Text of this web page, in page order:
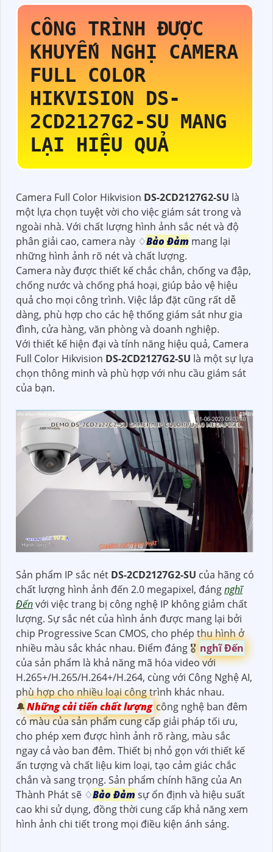
CÔNG TRÌNH ĐƯỢC
KHUYẾN NGHỊ CAMERA
FULL COLOR
HIKVISION DS-
2CD2127G2-SU MANG
LẠI HIỆU QUẢ
Camera Full Color Hikvision DS-2CD2127G2-SU là
một lựa chọn tuyệt vời cho việc giám sát trong và
ngoài nhà. Với chất lượng hình ảnh sắc nét và độ
phân giải cao, camera này ♢Bảo Đảm mang lại
những hình ảnh rõ nét và chất lượng.
Camera này được thiết kế chắc chắn, chống va đập,
chống nước và chống phá hoại, giúp bảo vệ hiệu
quả cho mọi công trình. Việc lắp đặt cũng rất dễ
dàng, phù hợp cho các hệ thống giám sát như gia
đình, cửa hàng, văn phòng và doanh nghiệp.
Với thiết kế hiện đại và tính năng hiệu quả, Camera
Full Color Hikvision DS-2CD2127G2-SU là một sự lựa
chọn thông minh và phù hợp với nhu cầu giám sát
của bạn.
Sản phẩm IP sắc nét DS-2CD2127G2-SU của hãng có
chất lượng hình ảnh đến 2.0 megapixel, đángnghĩ
Đếnvới việc trang bị công nghệ IP không giảm chất
lượng. Sự sắc nét của hình ảnh được mang lại bởi
chip Progressive Scan CMOS, cho phép thu hình ở
nhiều màu sắc khác nhau. Điểm đáng 🎖️ nghĩ Đến
của sản phẩm là khả năng mã hóa video với
H.265+/H.265/H.264+/H.264, cùng với Công Nghệ AI,
phù hợp cho nhiều loại công trình khác nhau.
🔔Những cải tiến chất lượng công nghệ ban đêm
có màu của sản phẩm cung cấp giải pháp tối ưu,
cho phép xem được hình ảnh rõ ràng, màu sắc
ngay cả vào ban đêm. Thiết bị nhỏ gọn với thiết kế
ấn tượng và chất liệu kim loại, tạo cảm giác chắc
chắn và sang trọng. Sản phẩm chính hãng của An
Thành Phát sẽ ♢Bảo Đảm sự ổn định và hiệu suất
cao khi sử dụng, đồng thời cung cấp khả năng xem
hình ảnh chi tiết trong mọi điều kiện ánh sáng.